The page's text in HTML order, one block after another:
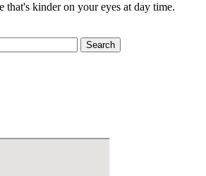
that's kinder on your eyes at day time.
Search